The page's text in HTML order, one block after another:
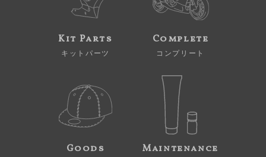
Kit Parts
キットパーツ
Complete
コンプリート
Goods Maintenance